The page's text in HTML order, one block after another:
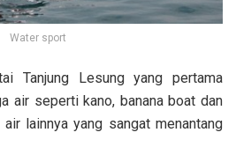
Water sport
Tanjung Lesung yang pertama
air sepertikano, banana boat dan
lainnya yang sangat menantang